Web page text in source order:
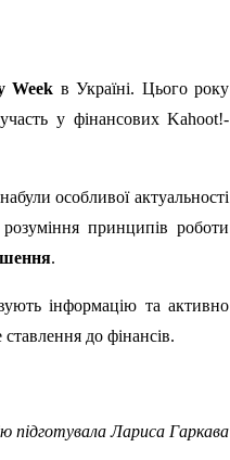
Week в Україні. Цього року
у фінансових Kahoot!-
особливої актуальності
принципів роботи
.
інформацію та активно
до фінансів.
підготувала Лариса Гаркава